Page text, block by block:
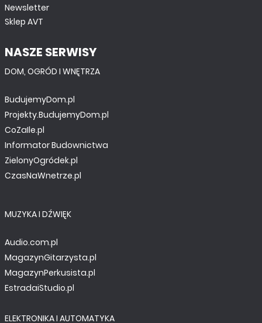
Newsletter
Sklep AVT
NASZE SERWISY
DOM, OGRÓD I WNĘTRZA
BudujemyDom.pl
Projekty.BudujemyDom.pl
CoZaIle.pl
Informator Budownictwa
ZielonyOgródek.pl
CzasNaWnetrze.pl
MUZYKA I DŹWIĘK
Audio.com.pl
MagazynGitarzysta.pl
MagazynPerkusista.pl
EstradaiStudio.pl
ELEKTRONIKA I AUTOMATYKA